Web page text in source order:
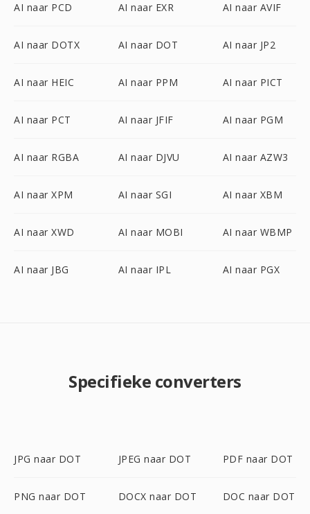
AI naar PCD AI naar EXR AI naar AVIF
AI naar DOTX AI naar DOT AI naar JP2
AI naar HEIC AI naar PPM AI naar PICT
AI naar PCT AI naar JFIF AI naar PGM
AI naar RGBA AI naar DJVU AI naar AZW3
AI naar XPM AI naar SGI AI naar XBM
AI naar XWD AI naar MOBI AI naar WBMP
AI naar JBG AI naar IPL AI naar PGX
Specifieke converters
JPG naar DOT JPEG naar DOT PDF naar DOT
PNG naar DOT DOCX naar DOT DOC naar DOT